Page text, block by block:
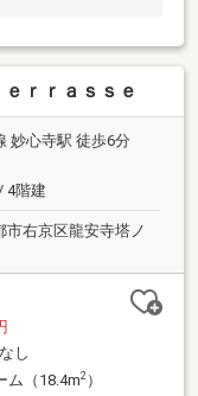
ｒｒａｓｓｅ
妙心寺駅 徒歩6分
4階建
市右京区龍安寺塔ノ
なし
ム（18.4m2）